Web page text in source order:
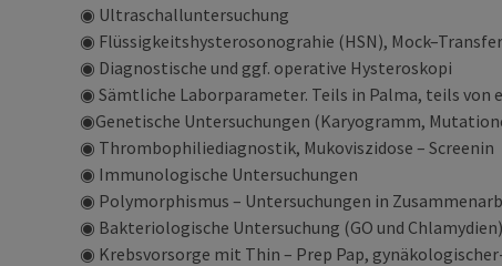
◉ Ultraschalluntersuchung
◉ Flüssigkeitshysterosonograhie (HSN),
◉ Diagnostische und ggf. operative Hysteroskopi
◉ Sämtliche Laborparameter. Teils in Palma, teils von
◉Genetische Untersuchungen (Karyogramm,
◉ Thrombophiliediagnostik, Mukoviszidose – Screenin
◉ Immunologische Untersuchungen
◉ Polymorphismus – Untersuchungen in
◉ Bakteriologische Untersuchung (GO und Chlamydien)
◉ Krebsvorsorge mit Thin – Prep Pap,